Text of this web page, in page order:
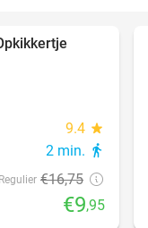
9.4 star
2 min. directions_walk
Regulier €16,75
€9,95